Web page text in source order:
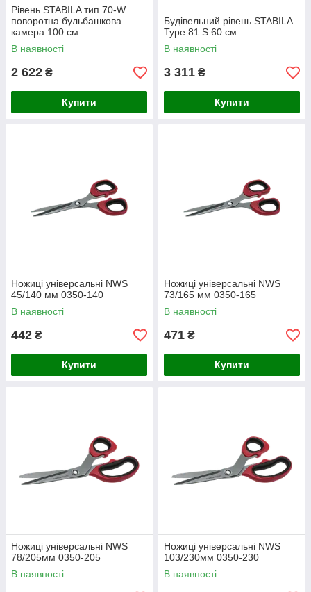
Рівень STABILA тип 70-W
поворотна бульбашкова
камера 100 см
В наявності
2 622 ₴
Купити
Будівельний рівень STABILA
Type 81 S 60 см
В наявності
3 311 ₴
Купити
Ножиці універсальні NWS
45/140 мм 0350-140
В наявності
442 ₴
Купити
Ножиці універсальні NWS
73/165 мм 0350-165
В наявності
471 ₴
Купити
Ножиці універсальні NWS
78/205мм 0350-205
В наявності
Ножиці універсальні NWS
103/230мм 0350-230
В наявності